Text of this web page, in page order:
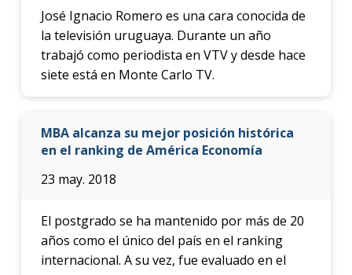
José Ignacio Romero es una cara conocida de
la televisión uruguaya. Durante un año
trabajó como periodista en VTV y desde hace
siete está en Monte Carlo TV.
MBA alcanza su mejor posición histórica
en el ranking de América Economía
23 may. 2018
El postgrado se ha mantenido por más de 20
años como el único del país en el ranking
internacional. A su vez, fue evaluado en el